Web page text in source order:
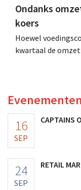
Ondanks
koers
Hoewel
kwartaal de
Evenementen
16
SEP
CAPTAINS
24
SEP
RETAIL